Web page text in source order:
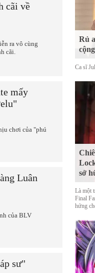
cãi về
ra vô cùng
cãi.
mấy
chơi của "phú
Luân
của BLV
sư"
Rủ
Ca sĩ
sở
Là một
Final
hứng